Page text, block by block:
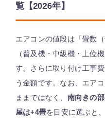
覧【2026年】
エアコンの値段は「畳数
（普及機・中級機・上位
す。さらに取り付け工事
う金額です。なお、エア
ままではなく、 南向きの
屋は+4畳を目安に選ぶと